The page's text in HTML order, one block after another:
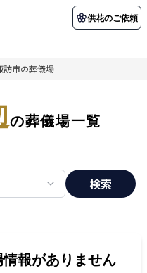
供花のご依頼
納棺の儀とは？
店舗用地募集
お客様の声
供花のご依頼
訪市の葬儀場
の葬儀場一覧
検索
報がありません